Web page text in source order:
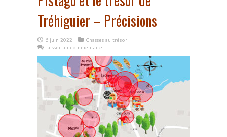
Tréhiguier – Précisions
6 juin 2022
Chasses au trésor
Laisser un commentaire